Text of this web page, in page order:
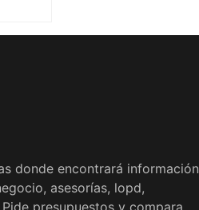
donde encontrará información
asesorías, lopd,
presupuestos y compara